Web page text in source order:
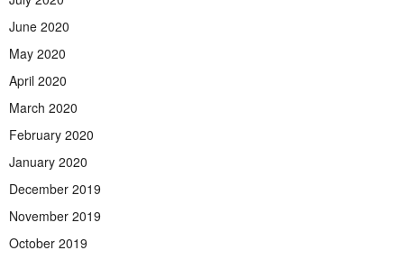
June 2020
May 2020
April 2020
March 2020
February 2020
January 2020
December 2019
November 2019
October 2019